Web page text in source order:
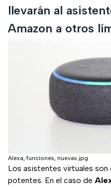
llevarán al
Amazon a otros
Alexa, funciones, nuevas.jpg
Los asistentes virtuales son
potentes. En el caso de